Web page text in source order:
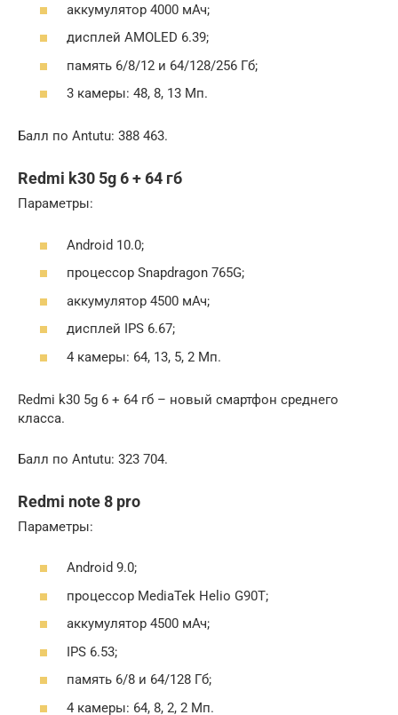
аккумулятор 4000 мАч;
дисплей AMOLED 6.39;
память 6/8/12 и 64/128/256 Гб;
3 камеры: 48, 8, 13 Мп.
Балл по Antutu: 388 463.
Redmi k30 5g 6 + 64 гб
Параметры:
Android 10.0;
процессор Snapdragon 765G;
аккумулятор 4500 мАч;
дисплей IPS 6.67;
4 камеры: 64, 13, 5, 2 Мп.
Redmi k30 5g 6 + 64 гб – новый смартфон среднего
класса.
Балл по Antutu: 323 704.
Redmi note 8 pro
Параметры:
Android 9.0;
процессор MediaTek Helio G90T;
аккумулятор 4500 мАч;
IPS 6.53;
память 6/8 и 64/128 Гб;
4 камеры: 64, 8, 2, 2 Мп.